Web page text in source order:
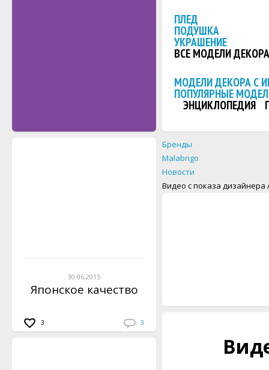
ПЛЕД
ПОДУШКА
УКРАШЕНИЕ
ВСЕ МОДЕЛИ ДЕКОРА
МОДЕЛИ ДЕКОРА С
ПОПУЛЯРНЫЕ
ЭНЦИКЛОПЕДИЯ
30.06.2015
Японское качество
3 3
Бренды
Malabrigo
Новости
Видео с показа